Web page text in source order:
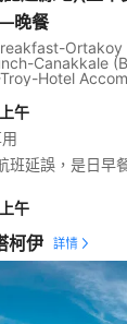
晚餐
Ortakoy
Canakkale
Hotel
上午
班延誤，是日早
上午
柯伊